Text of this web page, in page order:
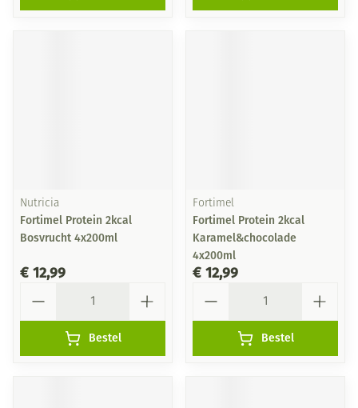
Nutricia
Fortimel Protein 2kcal
Bosvrucht 4x200ml
€ 12,99
Bestel
Fortimel
Fortimel Protein 2kcal
Karamel&chocolade
4x200ml
€ 12,99
Bestel